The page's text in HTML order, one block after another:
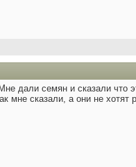
дали семян и сказали что
мне сказали, а они не хотят